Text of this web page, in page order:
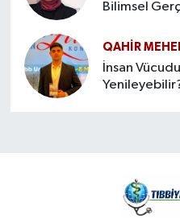
Bilimsel
QAHIR
İnsan